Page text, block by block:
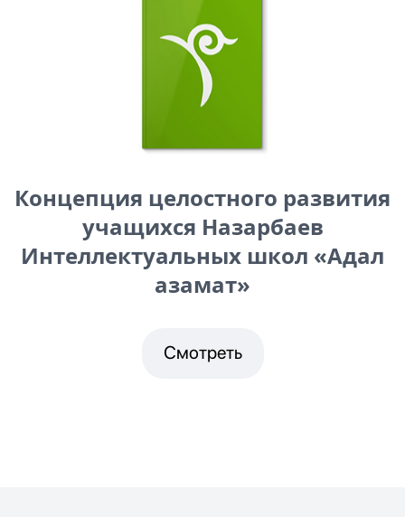
Концепция целостного развития
учащихся Назарбаев
Интеллектуальных школ «Адал
азамат»
Смотреть